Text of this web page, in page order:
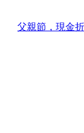
，現金折扣呷乎...